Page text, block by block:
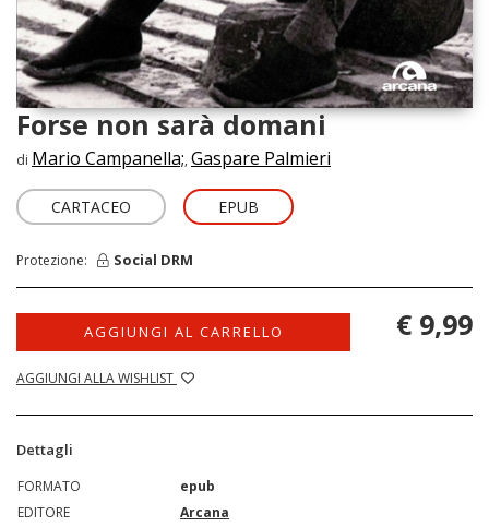
Forse non sarà domani
di Mario Campanella;, Gaspare Palmieri
CARTACEO EPUB
Protezione: Social DRM
AGGIUNGI AL CARRELLO
AGGIUNGI ALLA WISHLIST
€ 9,99
Dettagli
FORMATO
epub
EDITORE
Arcana